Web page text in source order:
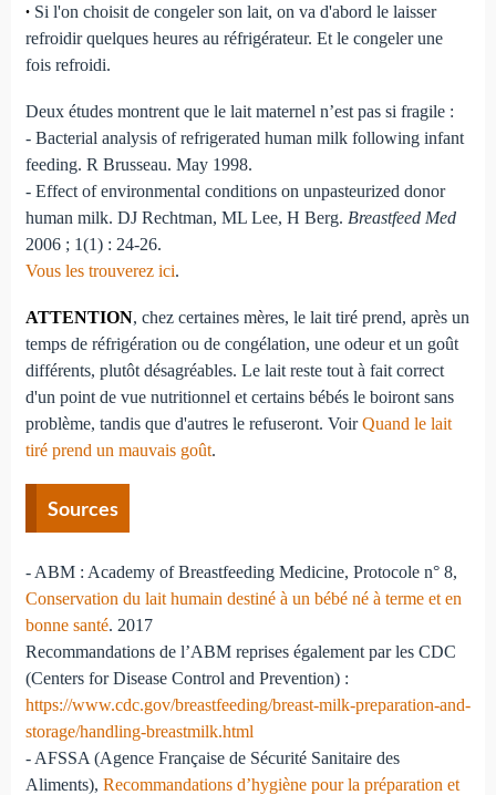
∙Si l'on choisit de congeler son lait, on va d'abord le laisser
refroidir quelques heures au réfrigérateur. Et le congeler une
fois refroidi.
Deux études montrent que le lait maternel n’est pas si fragile :
- Bacterial analysis of refrigerated human milk following infant
feeding. R Brusseau. May 1998.
- Effect of environmental conditions on unpasteurized donor
human milk. DJ Rechtman, ML Lee, H Berg. Breastfeed Med
2006 ; 1(1) : 24-26.
Vous les trouverez ici.
ATTENTION, chez certaines mères, le lait tiré prend, après un
temps de réfrigération ou de congélation, une odeur et un goût
différents, plutôt désagréables. Le lait reste tout à fait correct
d'un point de vue nutritionnel et certains bébés le boiront sans
problème, tandis que d'autres le refuseront. VoirQuand le lait
tiré prend un mauvais goût.
Sources
- ABM : Academy of Breastfeeding Medicine, Protocole n° 8,
Conservation du lait humain destiné à un bébé né à terme et en
bonne santé. 2017
Recommandations de l’ABM reprises également par les CDC
(Centers for Disease Control and Prevention) :
https://www.cdc.gov/breastfeeding/breast-milk-preparation-and-
storage/handling-breastmilk.html
- AFSSA (Agence Française de Sécurité Sanitaire des
Aliments), Recommandations d’hygiène pour la préparation et